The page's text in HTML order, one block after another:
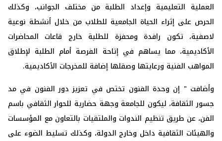
‏العملية التعليمية وإعداد الطلبة من مختلف الجوانب، وكذلك
‏الحرص على إثراء الحياة الجامعية للطلاب من خلال أنشطة ‏نوعية
لاصفية، تكون رافدة ومحفزة للطلبة خارج قاعات ‏المحاضرات
الأكاديمية، مما يساهم في إتاحة الفرصة أمام الطلبة ‏لإطلاق
المواهب الفنية ورعايتها وصقلها إضافة للمخرجات ‏الأكاديمية.‏
وأضافت " إن وحدة الفنون تختص في تعزيز دور الفنون في مد
‏جسور الثقافة، ليكون للجامعة وجهة حضارية للحوار الثقافي باسم
‏الفن، عن طريق تنظيم الندوات والملتقيات بالتعاون مع المؤسسات
‏والهيئات الثقافية داخل وخارج الدولة، وكذلك تسليط الضوء على